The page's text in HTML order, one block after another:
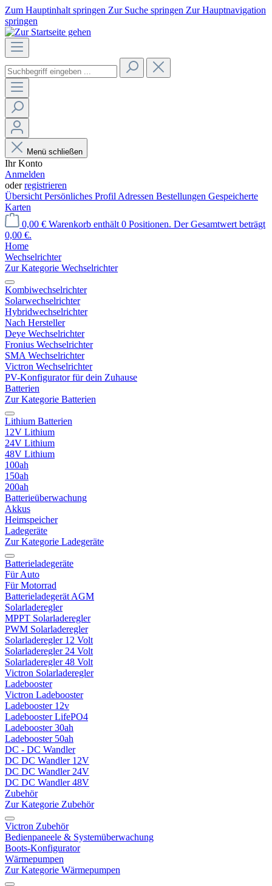
Zum Hauptinhalt springen Zur Suche springen Zur Hauptnavigation
springen
Menü schließen
Ihr Konto
Anmelden
oderregistrieren
Übersicht Persönliches Profil Adressen Bestellungen Gespeicherte
Karten
0,00 € Warenkorb enthält 0 Positionen. Der Gesamtwert beträgt
0,00 €.
Home
Wechselrichter
Zur Kategorie Wechselrichter
Kombiwechselrichter
Solarwechselrichter
Hybridwechselrichter
Nach Hersteller
Deye Wechselrichter
Fronius Wechselrichter
SMA Wechselrichter
Victron Wechselrichter
PV-Konfigurator für dein Zuhause
Batterien
Zur Kategorie Batterien
Lithium Batterien
12V Lithium
24V Lithium
48V Lithium
100ah
150ah
200ah
Batterieüberwachung
Akkus
Heimspeicher
Ladegeräte
Zur Kategorie Ladegeräte
Batterieladegeräte
Für Auto
Für Motorrad
Batterieladegerät AGM
Solarladeregler
MPPT Solarladeregler
PWM Solarladeregler
Solarladeregler 12 Volt
Solarladeregler 24 Volt
Solarladeregler 48 Volt
Victron Solarladeregler
Ladebooster
Victron Ladebooster
Ladebooster 12v
Ladebooster LifePO4
Ladebooster 30ah
Ladebooster 50ah
DC - DC Wandler
DC DC Wandler 12V
DC DC Wandler 24V
DC DC Wandler 48V
Zubehör
Zur Kategorie Zubehör
Victron Zubehör
Bedienpaneele & Systemüberwachung
Boots-Konfigurator
Wärmepumpen
Zur Kategorie Wärmepumpen